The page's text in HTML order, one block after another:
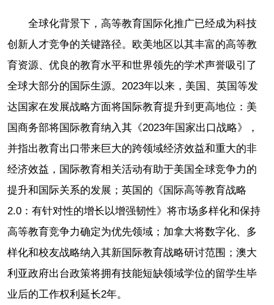
全球化背景下，高等教育国际化推广已经成为科技
创新人才竞争的关键路径。欧美地区以其丰富的高等教
育资源、优良的教育水平和世界领先的学术声誉吸引了
全球大部分的国际生源。2023年以来，美国、英国等发
达国家在发展战略方面将国际教育提升到更高地位：美
国商务部将国际教育纳入其《2023年国家出口战略》，
并指出教育出口带来巨大的跨领域经济效益和重大的非
经济效益，国际教育相关活动有助于美国全球竞争力的
提升和国际关系的发展；英国的《国际高等教育战略
2.0：有针对性的增长以增强韧性》将市场多样化和保持
高等教育竞争力确定为优先领域；加拿大将数字化、多
样化和校友战略纳入其新国际教育战略研讨范围；澳大
利亚政府出台政策将拥有技能短缺领域学位的留学生毕
业后的工作权利延长2年。